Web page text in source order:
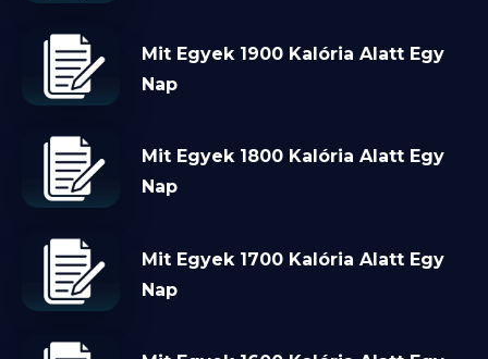
Mit Egyek 1900 Kalória Alatt Egy
Nap
Mit Egyek 1800 Kalória Alatt Egy
Nap
Mit Egyek 1700 Kalória Alatt Egy
Nap